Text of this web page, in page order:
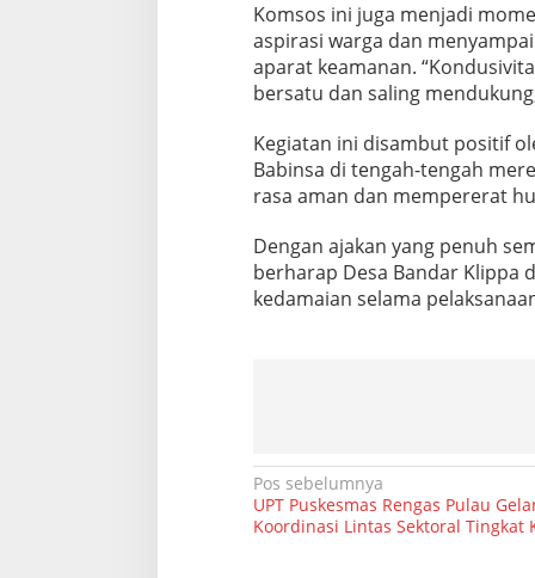
Komsos ini juga menjadi
aspirasi warga dan
aparat keamanan.
bersatu dan saling
Kegiatan ini disambut positif
Babinsa di tengah-tengah
rasa aman dan mempererat
Dengan ajakan yang penuh
berharap Desa Bandar Klippa
kedamaian selama
N
a
Pos sebelumnya
UPT Puskesmas Rengas Pulau
Koordinasi Lintas Sektoral Tingkat